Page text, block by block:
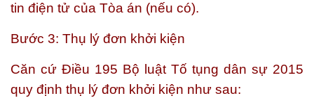
tin điện tử của Tòa án (nếu có).
Bước 3: Thụ lý đơn khởi kiện
Căn cứ Điều 195 Bộ luật Tố tụng dân sự 2015
quy định thụ lý đơn khởi kiện như sau: